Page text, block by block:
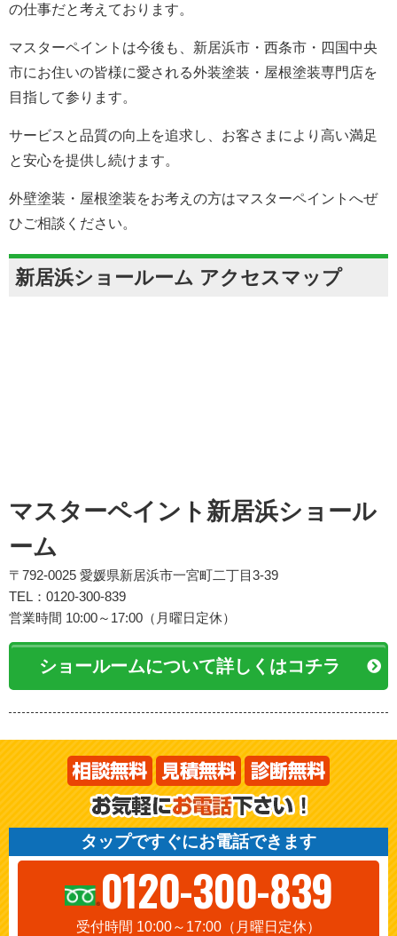
の仕事だと考えております。
マスターペイントは今後も、新居浜市・西条市・四国中央
市にお住いの皆様に愛される外装塗装・屋根塗装専門店を
目指して参ります。
サービスと品質の向上を追求し、お客さまにより高い満足
と安心を提供し続けます。
外壁塗装・屋根塗装をお考えの方はマスターペイントへぜ
ひご相談ください。
新居浜ショールーム アクセスマップ
マスターペイント新居浜ショール
ーム
〒792-0025 愛媛県新居浜市一宮町二丁目3-39
TEL：0120-300-839
営業時間 10:00～17:00（月曜日定休）
ショールームについて詳しくはコチラ
タップですぐにお電話できます
0120-300-839
受付時間 10:00～17:00（月曜日定休）